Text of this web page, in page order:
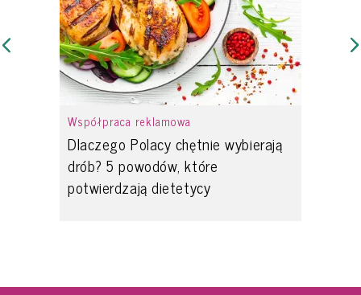
Współpraca reklamowa
Dlaczego Polacy chętnie wybierają
drób? 5 powodów, które
potwierdzają dietetycy